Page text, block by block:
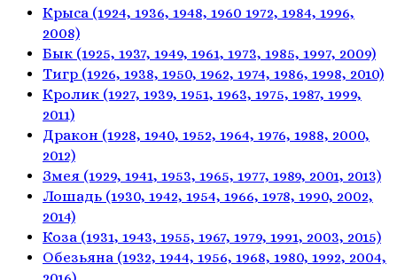
Крыса (1924, 1936, 1948, 1960 1972, 1984, 1996,
2008)
Бык (1925, 1937, 1949, 1961, 1973, 1985, 1997, 2009)
Тигр (1926, 1938, 1950, 1962, 1974, 1986, 1998, 2010)
Кролик (1927, 1939, 1951, 1963, 1975, 1987, 1999,
2011)
Дракон (1928, 1940, 1952, 1964, 1976, 1988, 2000,
2012)
Змея (1929, 1941, 1953, 1965, 1977, 1989, 2001, 2013)
Лошадь (1930, 1942, 1954, 1966, 1978, 1990, 2002,
2014)
Коза (1931, 1943, 1955, 1967, 1979, 1991, 2003, 2015)
Обезьяна (1932, 1944, 1956, 1968, 1980, 1992, 2004,